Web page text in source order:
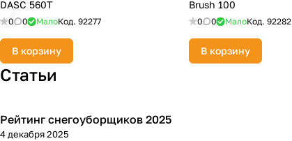
DASC 560T
0 0 МалоКод. 92277
В корзину
Brush 100
0 0 МалоКод.92282
В корзину
Статьи
Зимняя
Рейтинг снегоуборщиков 2025
4 декабря 2025